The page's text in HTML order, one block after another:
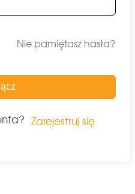
Nie pamiętasz hasła?
Zarejestruj się